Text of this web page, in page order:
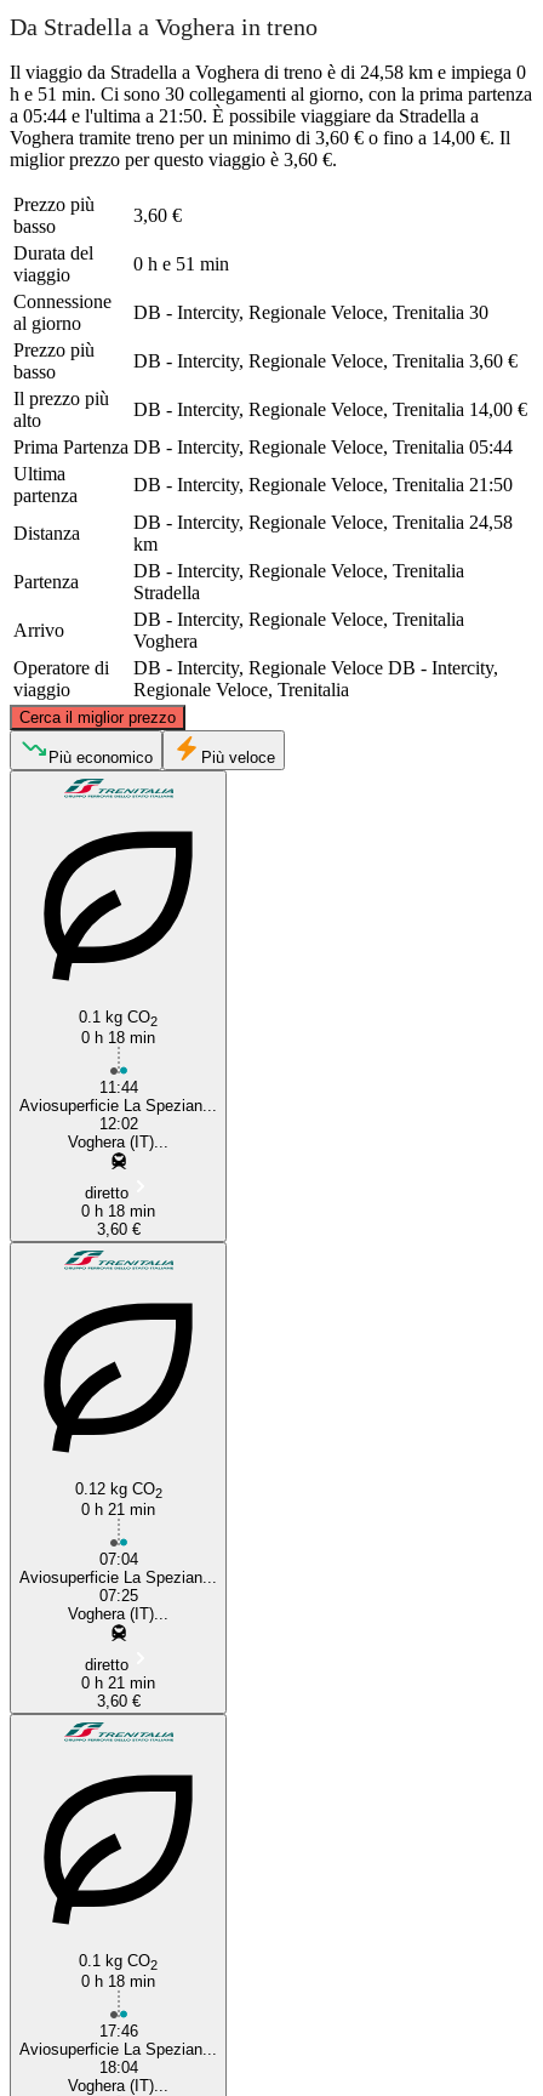
Da Stradella a Voghera in treno
Il viaggio da Stradella a Voghera di treno è di 24,58 km e impiega 0
h e 51 min. Ci sono 30 collegamenti al giorno, con la prima partenza
a 05:44 e l'ultima a 21:50. È possibile viaggiare da Stradella a
Voghera tramite treno per un minimo di 3,60 € o fino a 14,00 €. Il
miglior prezzo per questo viaggio è 3,60 €.
Prezzo più
basso
3,60 €
Durata del
viaggio
0 h e 51 min
Connessione
al giorno
DB - Intercity, Regionale Veloce, Trenitalia 30
Prezzo più
basso
DB - Intercity, Regionale Veloce, Trenitalia 3,60 €
Il prezzo più
alto
DB - Intercity, Regionale Veloce, Trenitalia 14,00 €
Prima Partenza DB - Intercity, Regionale Veloce, Trenitalia 05:44
Ultima
partenza
DB - Intercity, Regionale Veloce, Trenitalia 21:50
Distanza
DB - Intercity, Regionale Veloce, Trenitalia 24,58
km
Partenza
DB - Intercity, Regionale Veloce, Trenitalia
Stradella
Arrivo
DB - Intercity, Regionale Veloce, Trenitalia
Voghera
Operatore di
viaggio
DB - Intercity, Regionale Veloce DB - Intercity,
Regionale Veloce, Trenitalia
Cerca il miglior prezzo
Voghera
©CARTO, ©
Più economico Più veloce
0.1 kg CO2
0 h 18 min
11:44
Aviosuperficie La Spezian...
12:02
Voghera (IT)...
diretto
0 h 18 min
3,60 €
0.12 kg CO2
0 h 21 min
07:04
Aviosuperficie La Spezian...
07:25
Voghera (IT)...
diretto
0 h 21 min
3,60 €
0.1 kg CO2
0 h 18 min
17:46
Aviosuperficie La Spezian...
18:04
Voghera (IT)...